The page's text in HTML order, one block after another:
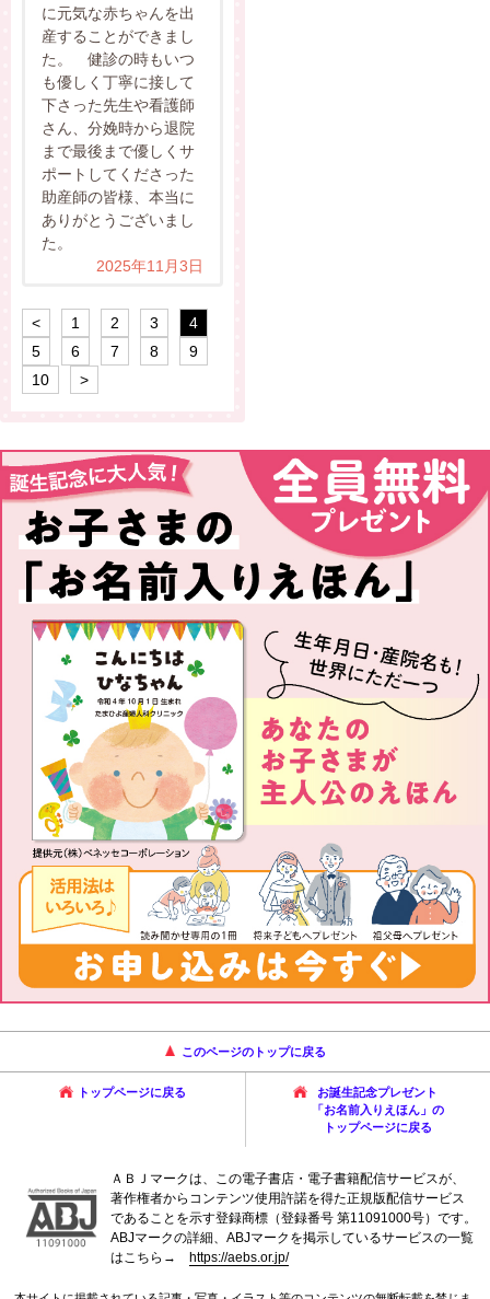
に元気な赤ちゃんを出
産することができまし
た。 健診の時もいつ
も優しく丁寧に接して
下さった先生や看護師
さん、分娩時から退院
まで最後まで優しくサ
ポートしてくださった
助産師の皆様、本当に
ありがとうございまし
た。
2025年11月3日
< 1 2 3
4
5
6 7 8
9
10
>
このページのトップに戻る
トップページに戻る
お誕生記念プレゼント
「お名前入りえほん」の
トップページに戻る
ＡＢＪマークは、この電子書店・電子書籍配信サービスが、
著作権者からコンテンツ使用許諾を得た正規版配信サービス
であることを示す登録商標（登録番号 第11091000号）です。
ABJマークの詳細、ABJマークを掲示しているサービスの一覧
はこちら→ https://aebs.or.jp/